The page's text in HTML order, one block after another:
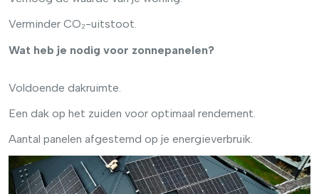
Verminder CO₂-uitstoot.
Wat heb je nodig voor zonnepanelen?
Voldoende dakruimte.
Een dak op het zuiden voor optimaal rendement.
Aantal panelen afgestemd op je energieverbruik.